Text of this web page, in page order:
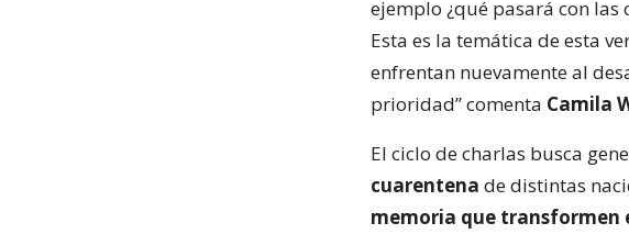
ejemplo ¿qué pasará con
Esta es la temática de esta
enfrentan nuevamente al
prioridad” comenta Camila
El ciclo de charlas busca
cuarentena de distintas
memoria que transformen